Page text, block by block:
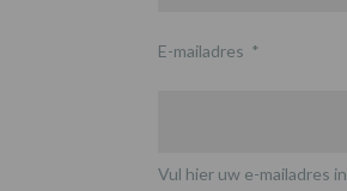
E-mailadres *
Vul hier uw e-mailadres in